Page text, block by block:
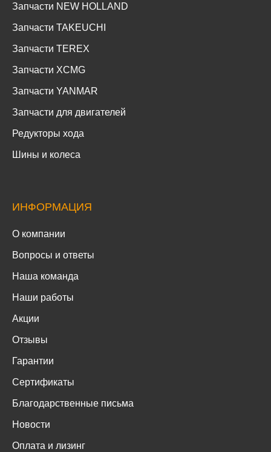
Запчасти NEW HOLLAND
Запчасти TAKEUCHI
Запчасти TEREX
Запчасти XCMG
Запчасти YANMAR
Запчасти для двигателей
Редукторы хода
Шины и колеса
ИНФОРМАЦИЯ
О компании
Вопросы и ответы
Наша команда
Наши работы
Акции
Отзывы
Гарантии
Сертификаты
Благодарственные письма
Новости
Оплата и лизинг